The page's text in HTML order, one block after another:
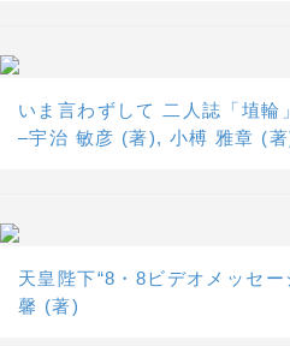
いま言わずして 二人誌「埴輪
–宇治 敏彦 (著), 小榑 雅章 (著
天皇陛下“8・8ビデオメッセ
馨 (著)